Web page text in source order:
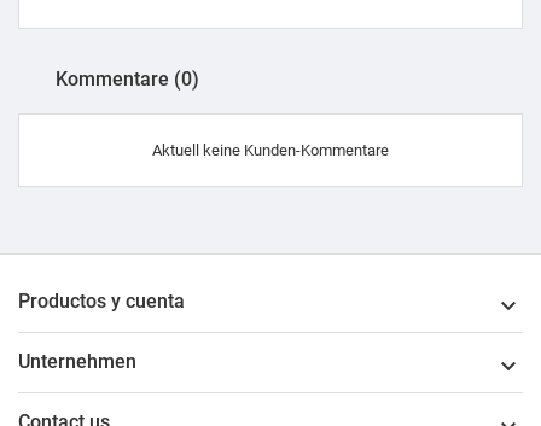
Kommentare (0)
Aktuell keine Kunden-Kommentare
Productos y cuenta 
Unternehmen 